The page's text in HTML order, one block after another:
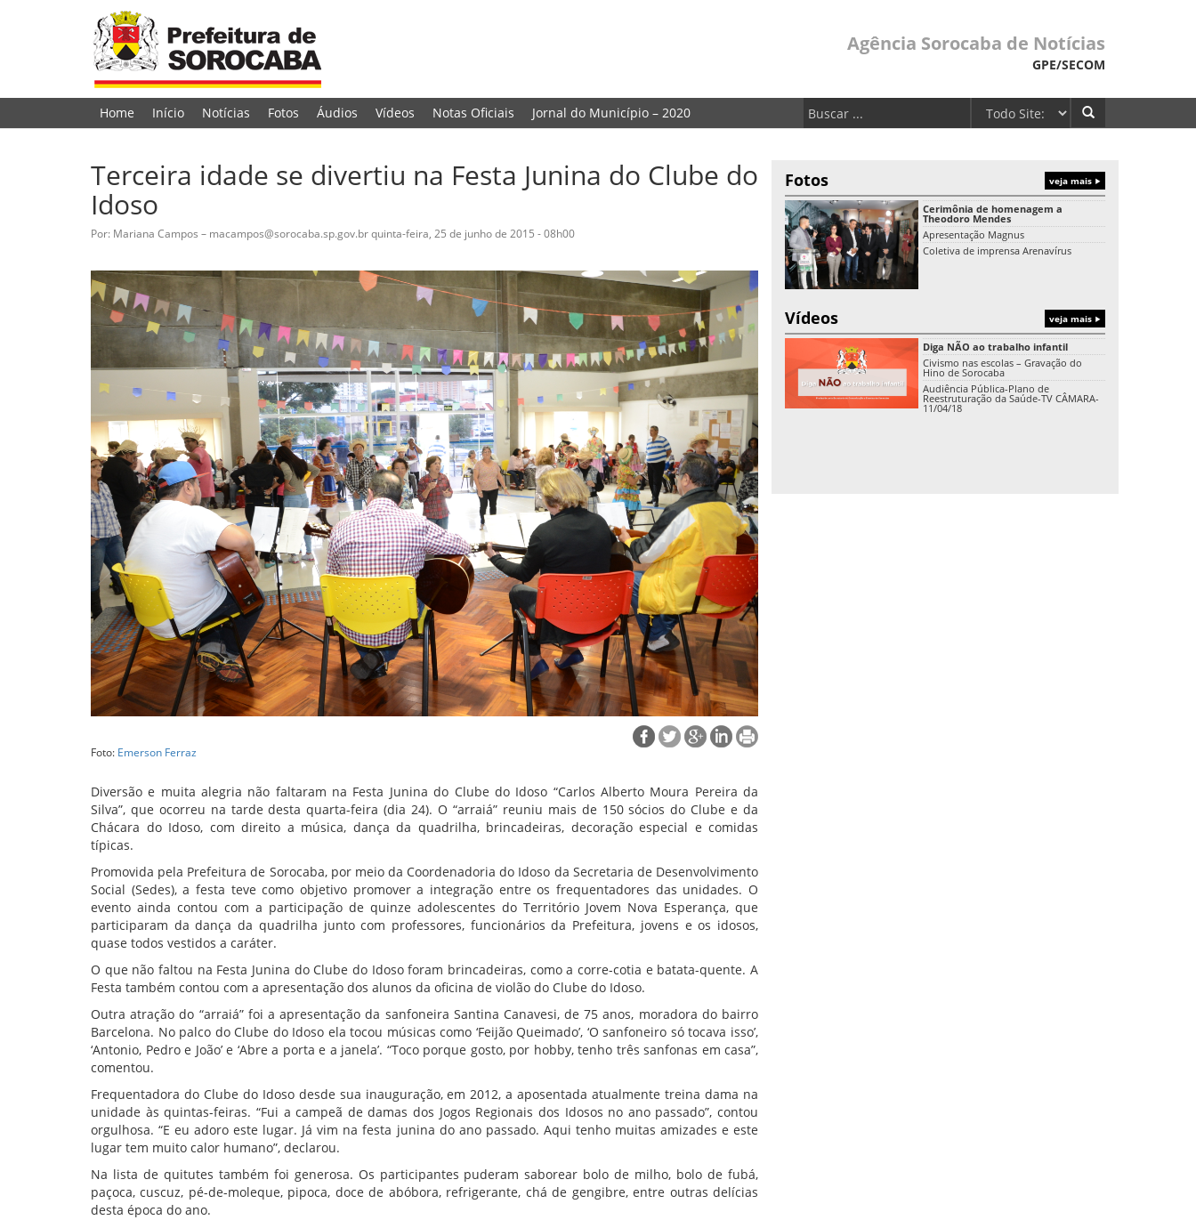
Agência Sorocaba de Notícias
GPE/SECOM
Home Início Notícias Fotos Áudios Vídeos Notas Oficiais Jornal do Município – 2020
Terceira idade se divertiu na Festa Junina do Clube do
Idoso
Por: Mariana Campos – macampos@sorocaba.sp.gov.brquinta-feira, 25 de junho de 2015 - 08h00
Foto: Emerson Ferraz
Diversão e muita alegria não faltaram na Festa Junina do Clube do Idoso “Carlos Alberto Moura Pereira da
Silva”, que ocorreu na tarde desta quarta-feira (dia 24). O “arraiá” reuniu mais de 150 sócios do Clube e da
Chácara do Idoso, com direito a música, dança da quadrilha, brincadeiras, decoração especial e comidas
típicas.
Promovida pela Prefeitura de Sorocaba, por meio da Coordenadoria do Idoso da Secretaria de Desenvolvimento
Social (Sedes), a festa teve como objetivo promover a integração entre os frequentadores das unidades. O
evento ainda contou com a participação de quinze adolescentes do Território Jovem Nova Esperança, que
participaram da dança da quadrilha junto com professores, funcionários da Prefeitura, jovens e os idosos,
quase todos vestidos a caráter.
O que não faltou na Festa Junina do Clube do Idoso foram brincadeiras, como a corre-cotia e batata-quente. A
Festa também contou com a apresentação dos alunos da oficina de violão do Clube do Idoso.
Outra atração do “arraiá” foi a apresentação da sanfoneira Santina Canavesi, de 75 anos, moradora do bairro
Barcelona. No palco do Clube do Idoso ela tocou músicas como ‘Feijão Queimado’, ‘O sanfoneiro só tocava isso’,
‘Antonio, Pedro e João’ e ‘Abre a porta e a janela’. “Toco porque gosto, por hobby, tenho três sanfonas em casa”,
comentou.
Frequentadora do Clube do Idoso desde sua inauguração, em 2012, a aposentada atualmente treina dama na
unidade às quintas-feiras. “Fui a campeã de damas dos Jogos Regionais dos Idosos no ano passado”, contou
orgulhosa. “E eu adoro este lugar. Já vim na festa junina do ano passado. Aqui tenho muitas amizades e este
lugar tem muito calor humano”, declarou.
Na lista de quitutes também foi generosa. Os participantes puderam saborear bolo de milho, bolo de fubá,
paçoca, cuscuz, pé-de-moleque, pipoca, doce de abóbora, refrigerante, chá de gengibre, entre outras delícias
desta época do ano.
Fotos veja mais
Cerimônia de homenagem a
Theodoro Mendes
Apresentação Magnus
Coletiva de imprensa Arenavírus
Vídeos veja mais
Diga NÃO ao trabalho infantil
Civismo nas escolas – Gravação do
Hino de Sorocaba
Audiência Pública-Plano de
Reestruturação da Saúde-TV CÂMARA-
11/04/18